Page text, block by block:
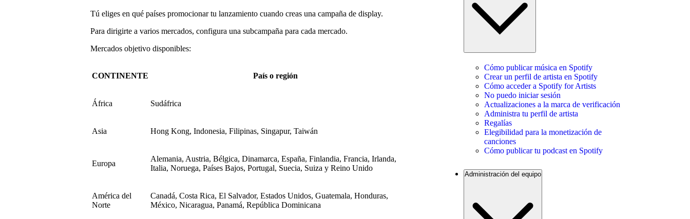
Tú eliges en qué países promocionar tu lanzamiento cuando creas una campaña de display.
Para dirigirte a varios mercados, configura una subcampaña para cada mercado.
Mercados objetivo disponibles:
CONTINENTE País o región
África Sudáfrica
Asia Hong Kong, Indonesia, Filipinas, Singapur, Taiwán
Europa
Alemania, Austria, Bélgica, Dinamarca, España, Finlandia, Francia, Irlanda,
Italia, Noruega, Países Bajos, Portugal, Suecia, Suiza y Reino Unido
América del
Norte
Canadá, Costa Rica, El Salvador, Estados Unidos, Guatemala, Honduras,
México, Nicaragua, Panamá, República Dominicana
Cómo publicar música en Spotify
Crear un perfil de artista en Spotify
Cómo acceder a Spotify for Artists
No puedo iniciar sesión
Actualizaciones a la marca de verificación
Administra tu perfil de artista
Regalías
Elegibilidad para la monetización de
canciones
Cómo publicar tu podcast en Spotify
Administración del equipo